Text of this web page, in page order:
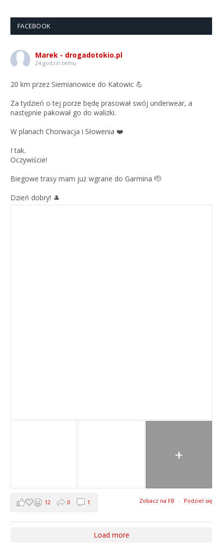
FACEBOOK
Marek - drogadotokio.pl
24 godzin temu
20 km przez Siemianowice do Katowic 💪
Za tydzień o tej porze będę prasował swój underwear, a
następnie pakował go do walizki.
W planach Chorwacja i Słowenia ❤️
I tak.
Oczywiście!
Biegowe trasy mam już wgrane do Garmina 🫡
Dzień dobry! 🎩
+
Zobacz na FB · Podziel się
12 0 1
Load more